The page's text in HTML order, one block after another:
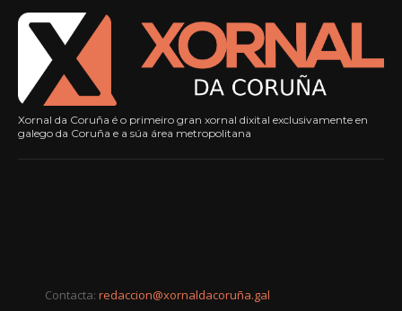
Xornal da Coruña é o primeiro gran xornal dixital exclusivamente en
galego da Coruña e a súa área metropolitana
Contacta: redaccion@xornaldacoruña.gal